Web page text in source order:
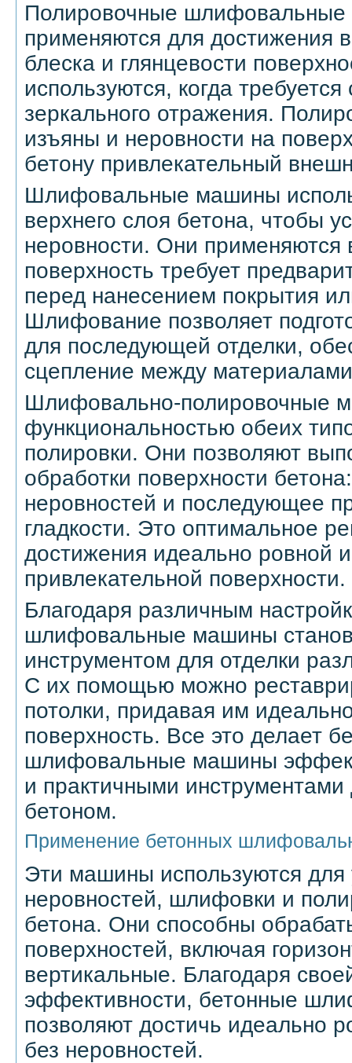
Полировочные
применяются для достижения
блеска и глянцевости
используются, когда
зеркального отражения.
изъяны и неровности на
бетону привлекательный
Шлифовальные машины
верхнего слоя бетона, чтобы
неровности. Они применяются
поверхность требует
перед нанесением покрытия
Шлифование позволяет
для последующей отделки,
сцепление между
Шлифовально-полировочные
функциональностью обеих
полировки. Они позволяют
обработки поверхности
неровностей и последующее
гладкости. Это оптимальное
достижения идеально ровной и
привлекательной поверхности.
Благодаря различным
шлифовальные машины
инструментом для отделки
С их помощью можно
потолки, придавая им
поверхность. Все это делает
шлифовальные машины
и практичными
бетоном.
Применение бетонных
Эти машины используются для
неровностей, шлифовки и
бетона. Они способны
поверхностей, включая
вертикальные. Благодаря
эффективности, бетонные
позволяют достичь идеально
без неровностей.